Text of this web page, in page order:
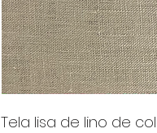
Tela lisa de lino de